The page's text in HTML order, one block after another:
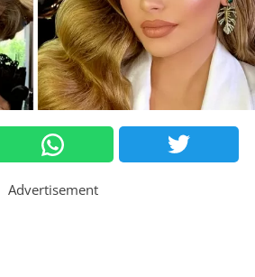
Advertisement